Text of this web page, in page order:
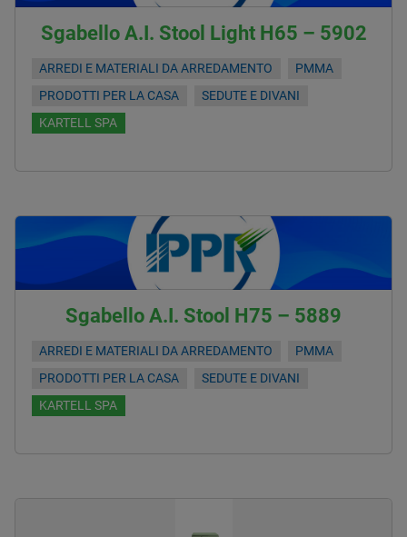
Sgabello A.I. Stool Light H65 – 5902
ARREDI E MATERIALI DA ARREDAMENTO
PMMA
PRODOTTI PER LA CASA
SEDUTE E DIVANI
KARTELL SPA
Sgabello A.I. Stool H75 – 5889
ARREDI E MATERIALI DA ARREDAMENTO
PMMA
PRODOTTI PER LA CASA
SEDUTE E DIVANI
KARTELL SPA